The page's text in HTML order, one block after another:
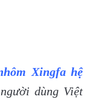
Xingfa hệ
dùng Việt